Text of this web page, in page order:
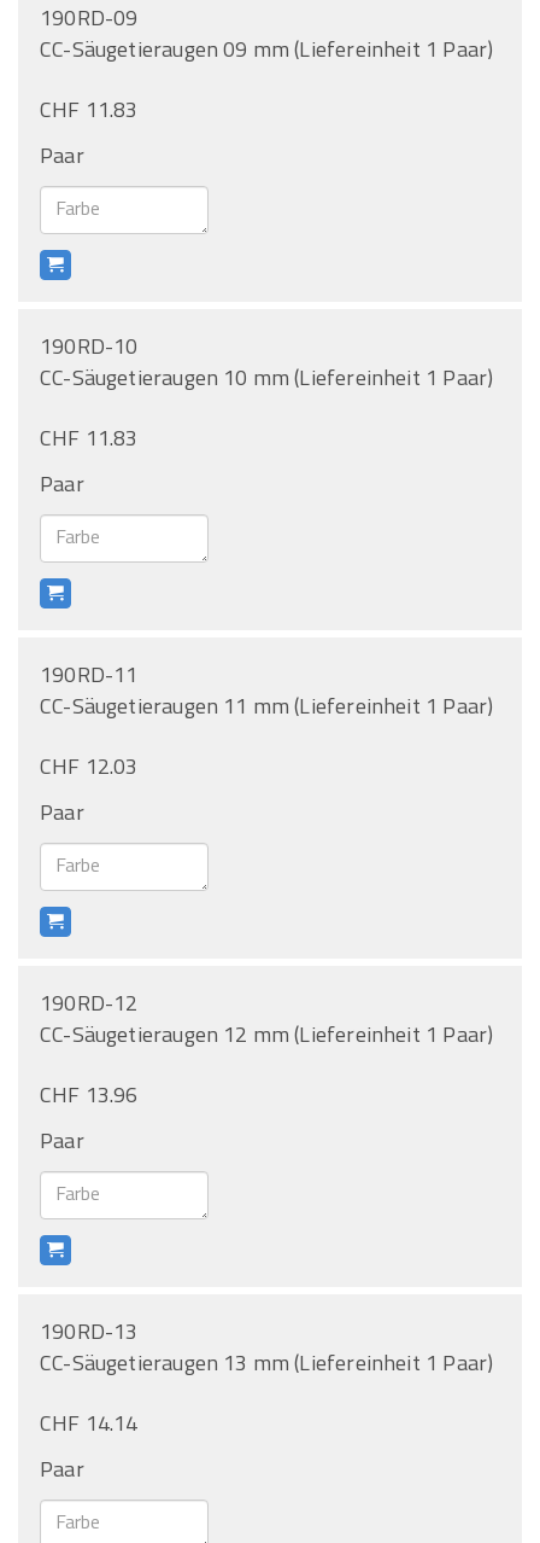
190RD-09
CC-Säugetieraugen 09 mm (Liefereinheit 1 Paar)
CHF 11.83
Paar
190RD-10
CC-Säugetieraugen 10 mm (Liefereinheit 1 Paar)
CHF 11.83
Paar
190RD-11
CC-Säugetieraugen 11 mm (Liefereinheit 1 Paar)
CHF 12.03
Paar
190RD-12
CC-Säugetieraugen 12 mm (Liefereinheit 1 Paar)
CHF 13.96
Paar
190RD-13
CC-Säugetieraugen 13 mm (Liefereinheit 1 Paar)
CHF 14.14
Paar